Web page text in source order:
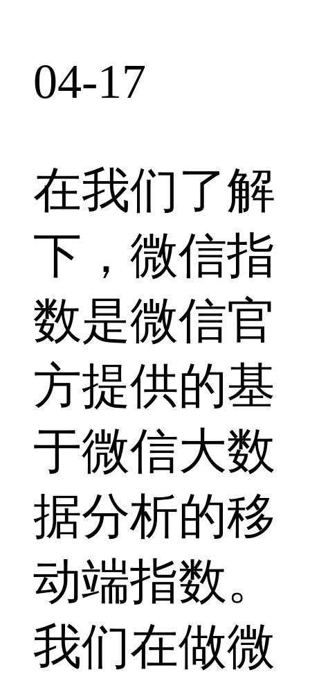
04-17
在我们了解
下，微信指
数是微信官
方提供的基
于微信大数
据分析的移
动端指数。
我们在做微